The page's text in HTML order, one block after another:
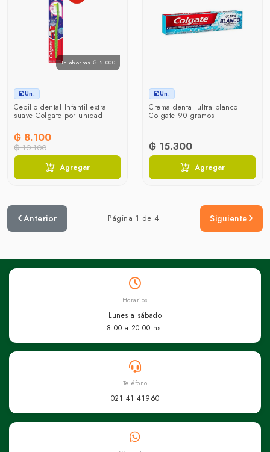
Te ahorras ₲ 2.000
Un.
Cepillo dental Infantil extra
suave Colgate por unidad
₲ 8.100
₲ 10.100
Agregar
Un.
Crema dental ultra blanco
Colgate 90 gramos
₲ 15.300
Agregar
Anterior Página 1 de 4 Siguiente
Horarios
Lunes a sábado
8:00 a 20:00 hs.
Teléfono
021 41 41960